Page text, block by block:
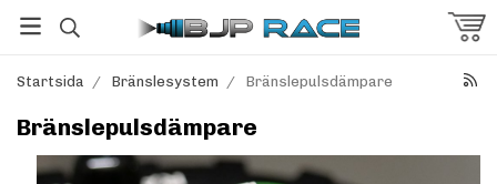
Startsida / Bränslesystem / Bränslepulsdämpare
Bränslepulsdämpare